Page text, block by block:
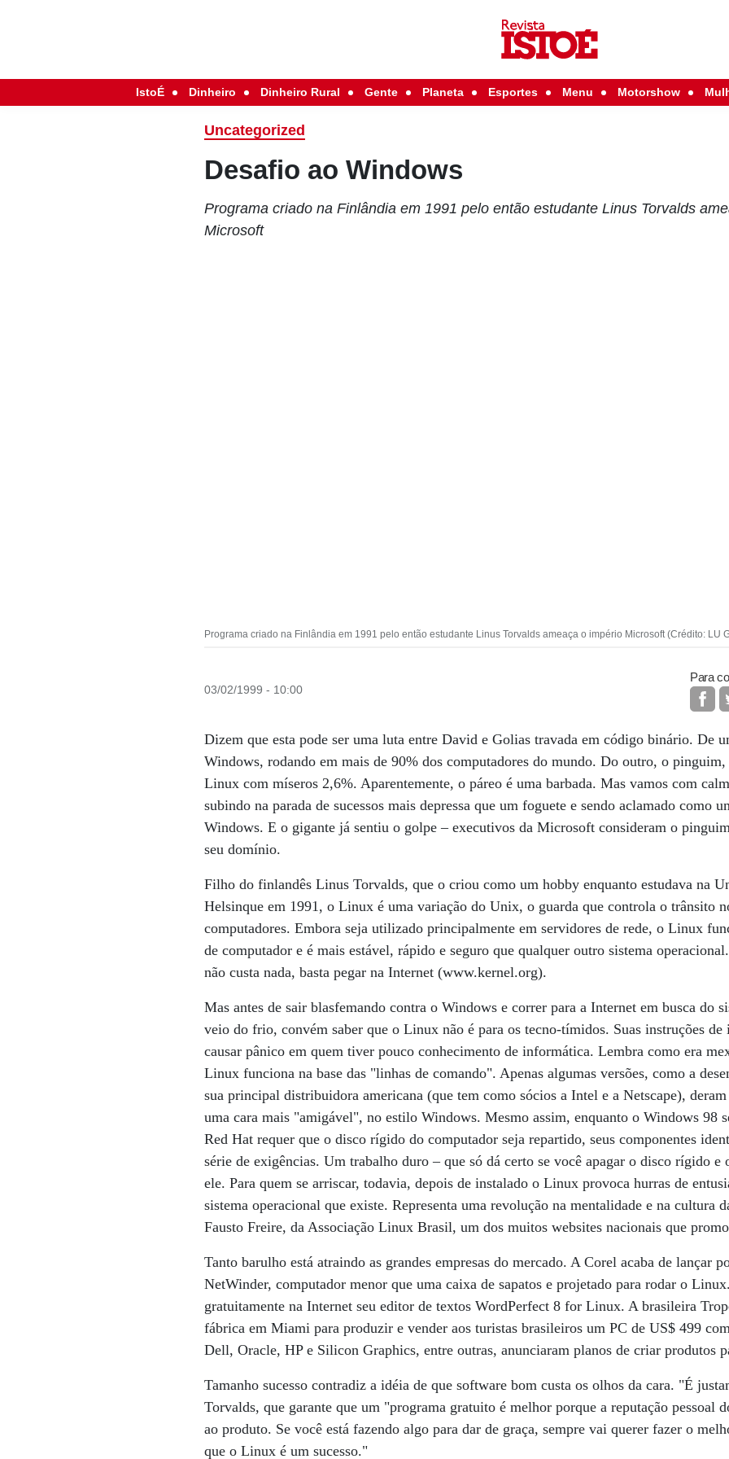
IstoÉ Dinheiro Dinheiro Rural Gente Planeta Esportes Menu Motorshow
Uncategorized
Desafio ao Windows
Programa criado na Finlândia em 1991 pelo então estudante Linus Torvalds
Microsoft
Programa criado na Finlândia em 1991 pelo então estudante Linus Torvalds ameaça o império Microsoft (Crédito: LU
03/02/1999 - 10:00
Para
Dizem que esta pode ser uma luta entre David e Golias travada em código binário. De
Windows, rodando em mais de 90% dos computadores do mundo. Do outro, o
Linux com míseros 2,6%. Aparentemente, o páreo é uma barbada. Mas vamos com
subindo na parada de sucessos mais depressa que um foguete e sendo aclamado como
Windows. E o gigante já sentiu o golpe – executivos da Microsoft consideram o
seu domínio.
Filho do finlandês Linus Torvalds, que o criou como um hobby enquanto estudava na
Helsinque em 1991, o Linux é uma variação do Unix, o guarda que controla o trânsito
computadores. Embora seja utilizado principalmente em servidores de rede, o Linux
de computador e é mais estável, rápido e seguro que qualquer outro sistema
não custa nada, basta pegar na Internet (www.kernel.org).
Mas antes de sair blasfemando contra o Windows e correr para a Internet em busca do
veio do frio, convém saber que o Linux não é para os tecno-tímidos. Suas instruções de
causar pânico em quem tiver pouco conhecimento de informática. Lembra como era
Linux funciona na base das "linhas de comando". Apenas algumas versões, como a
sua principal distribuidora americana (que tem como sócios a Intel e a Netscape),
uma cara mais "amigável", no estilo Windows. Mesmo assim, enquanto o Windows 98
Red Hat requer que o disco rígido do computador seja repartido, seus componentes
série de exigências. Um trabalho duro – que só dá certo se você apagar o disco rígido
ele. Para quem se arriscar, todavia, depois de instalado o Linux provoca hurras de
sistema operacional que existe. Representa uma revolução na mentalidade e na cultura
Fausto Freire, da Associação Linux Brasil, um dos muitos websites nacionais que
Tanto barulho está atraindo as grandes empresas do mercado. A Corel acaba de lançar
NetWinder, computador menor que uma caixa de sapatos e projetado para rodar o
gratuitamente na Internet seu editor de textos WordPerfect 8 for Linux. A brasileira
fábrica em Miami para produzir e vender aos turistas brasileiros um PC de US$ 499
Dell, Oracle, HP e Silicon Graphics, entre outras, anunciaram planos de criar produtos
Tamanho sucesso contradiz a idéia de que software bom custa os olhos da cara. "É
Torvalds, que garante que um "programa gratuito é melhor porque a reputação pessoal
ao produto. Se você está fazendo algo para dar de graça, sempre vai querer fazer o
que o Linux é um sucesso."